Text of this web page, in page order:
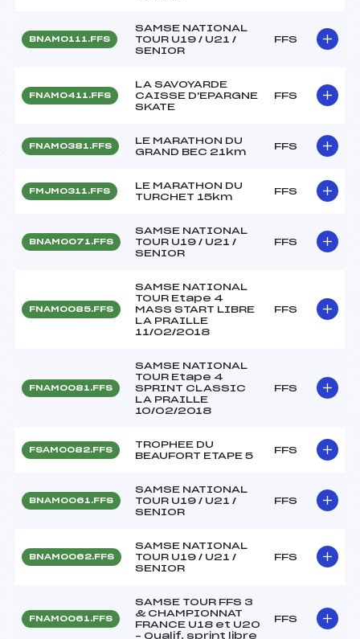
BNAM0111.FFS
SAMSE NATIONAL
TOUR U19 / U21 /
SENIOR
FFS
FNAM0411.FFS
LA SAVOYARDE
CAISSE D'EPARGNE
SKATE
FFS
FNAM0381.FFS
LE MARATHON DU
GRAND BEC 21km
FFS
FMJM0311.FFS
LE MARATHON DU
TURCHET 15km
FFS
BNAM0071.FFS
SAMSE NATIONAL
TOUR U19 / U21 /
SENIOR
FFS
FNAM0085.FFS
SAMSE NATIONAL
TOUR Etape 4
MASS START LIBRE
LA PRAILLE
11/02/2018
FFS
FNAM0081.FFS
SAMSE NATIONAL
TOUR Etape 4
SPRINT CLASSIC
LA PRAILLE
10/02/2018
FFS
FSAM0082.FFS
TROPHEE DU
BEAUFORT ETAPE 5
FFS
BNAM0061.FFS
SAMSE NATIONAL
TOUR U19 / U21 /
SENIOR
FFS
BNAM0062.FFS
SAMSE NATIONAL
TOUR U19 / U21 /
SENIOR
FFS
FNAM0061.FFS
SAMSE TOUR FFS 3
& CHAMPIONNAT
FRANCE U18 et U20
– Qualif. sprint libre
FFS